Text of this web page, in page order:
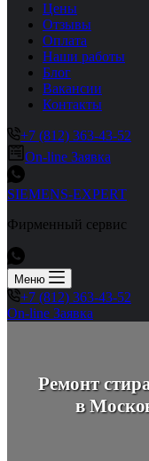
Цены
Отзывы
Оплата
Наши работы
Блог
Вакансии
Контакты
+7 (812) 363-43-52
On-line Заявка
SIEMENS-EXPERT
Фирменный сервис
Меню
+7 (812) 363-43-52
On-line Заявка
Ремонт
в